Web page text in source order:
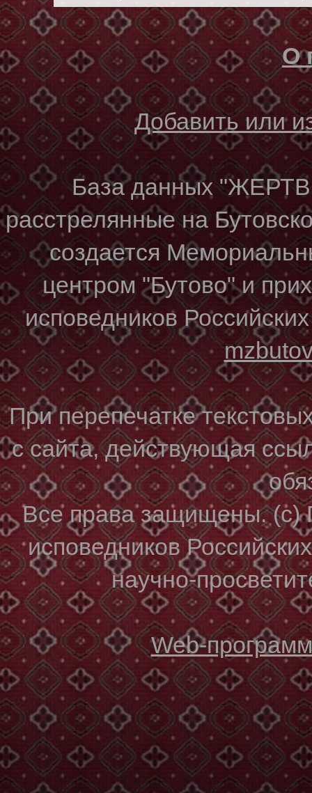
О
Добавить или
База данных
расстрелянные на
создается
центром "Бутово" и
исповедников
При перепечатке
с сайта, действующая
Все права защищены. (с)
исповедников
научно-
Web-